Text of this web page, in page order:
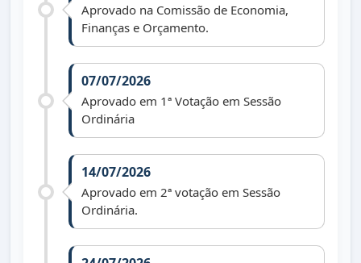
Aprovado na Comissão de Economia,
Finanças e Orçamento.
07/07/2026
Aprovado em 1ª Votação em Sessão
Ordinária
14/07/2026
Aprovado em 2ª votação em Sessão
Ordinária.